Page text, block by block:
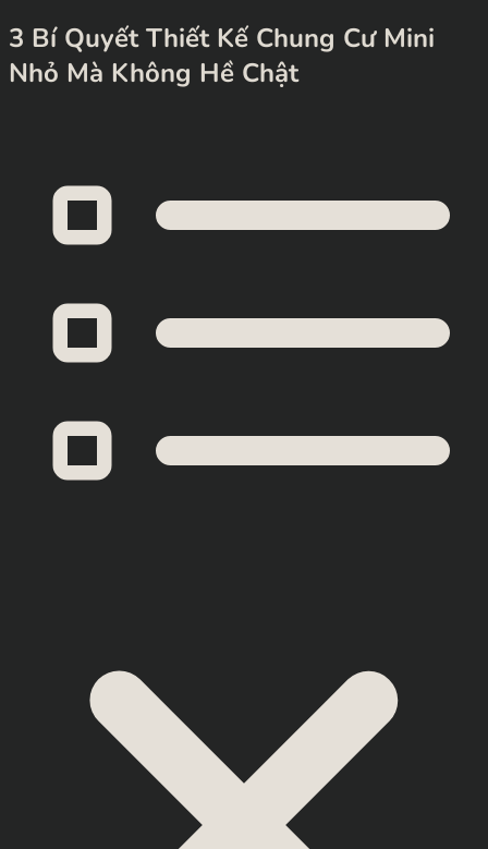
3 Bí Quyết Thiết Kế Chung Cư Mini
Nhỏ Mà Không Hề Chật